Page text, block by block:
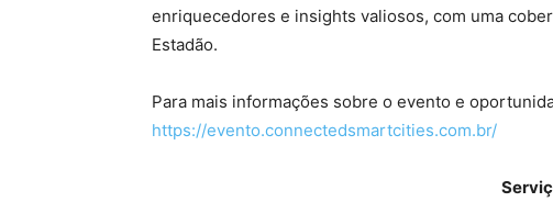
enriquecedores e insights valiosos, com uma
Estadão.
Para mais informações sobre o evento e
https://evento.connectedsmartcities.com.br/